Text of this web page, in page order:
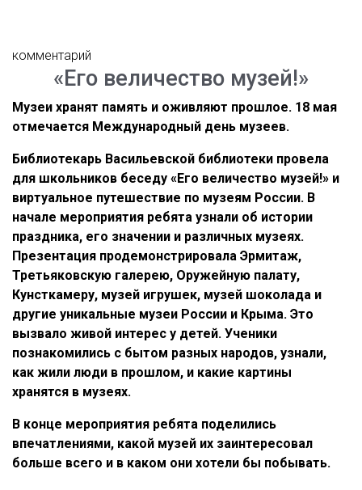
комментарий
«Его величество музей!»
Музеи хранят память и оживляют прошлое. 18 мая
отмечается Международный день музеев.
Библиотекарь Васильевской библиотеки провела
для школьников беседу «Его величество музей!» и
виртуальное путешествие по музеям России. В
начале мероприятия ребята узнали об истории
праздника, его значении и различных музеях.
Презентация продемонстрировала Эрмитаж,
Третьяковскую галерею, Оружейную палату,
Кунсткамеру, музей игрушек, музей шоколада и
другие уникальные музеи России и Крыма. Это
вызвало живой интерес у детей. Ученики
познакомились с бытом разных народов, узнали,
как жили люди в прошлом, и какие картины
хранятся в музеях.
В конце мероприятия ребята поделились
впечатлениями, какой музей их заинтересовал
больше всего и в каком они хотели бы побывать.